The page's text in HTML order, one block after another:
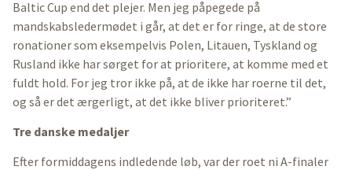
Baltic Cup end det plejer. Men jeg påpegede på
mandskabsledermødet i går, at det er for ringe, at de store
ronationer som eksempelvis Polen, Litauen, Tyskland og
Rusland ikke har sørget for at prioritere, at komme med et
fuldt hold. For jeg tror ikke på, at de ikke har roerne til det,
og så er det ærgerligt, at det ikke bliver prioriteret.”
Tre danske medaljer
Efter formiddagens indledende løb, var der roet ni A-finaler